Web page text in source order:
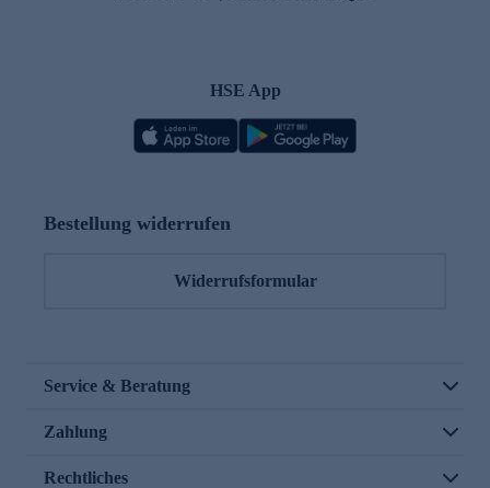
HSE App
Bestellung widerrufen
Widerrufsformular
Service & Beratung
Zahlung
Rechtliches